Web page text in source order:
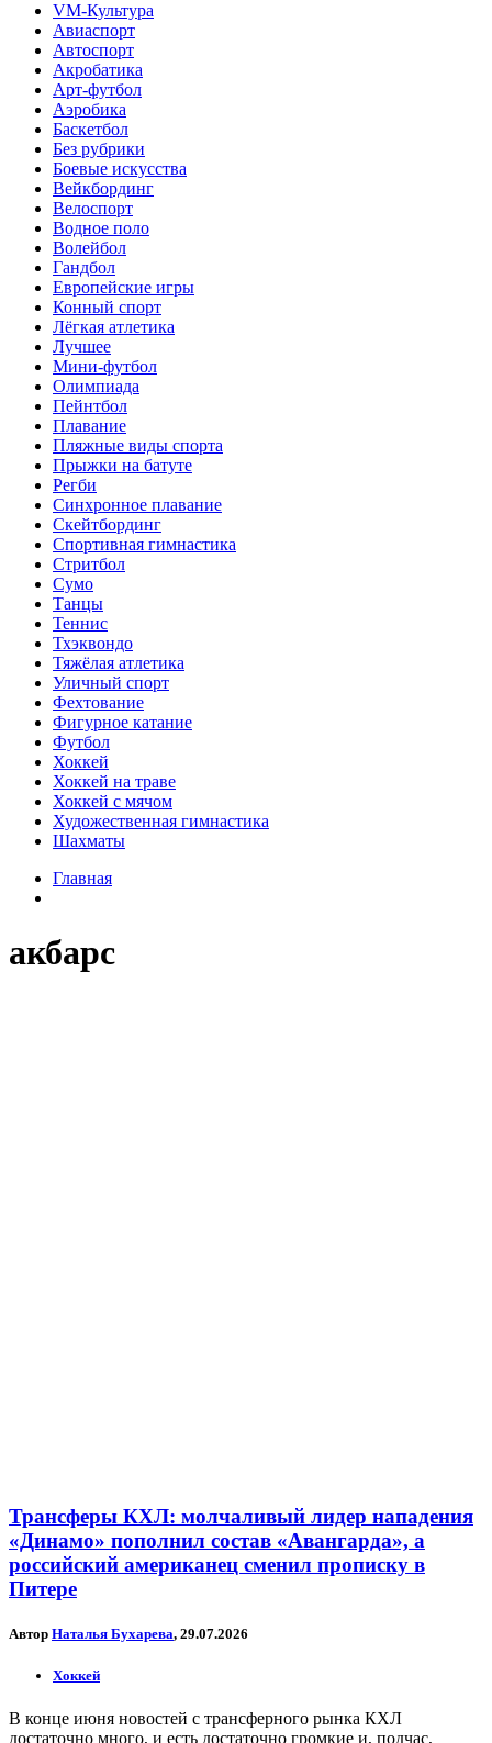
VM-Культура
Авиаспорт
Автоспорт
Акробатика
Арт-футбол
Аэробика
Баскетбол
Без рубрики
Боевые искусства
Вейкбординг
Велоспорт
Водное поло
Волейбол
Гандбол
Европейские игры
Конный спорт
Лёгкая атлетика
Лучшее
Мини-футбол
Олимпиада
Пейнтбол
Плавание
Пляжные виды спорта
Прыжки на батуте
Регби
Синхронное плавание
Скейтбординг
Спортивная гимнастика
Стритбол
Сумо
Танцы
Теннис
Тхэквондо
Тяжёлая атлетика
Уличный спорт
Фехтование
Фигурное катание
Футбол
Хоккей
Хоккей на траве
Хоккей с мячом
Художественная гимнастика
Шахматы
Главная
акбарс
Трансферы КХЛ: молчаливый лидер нападения
«Динамо» пополнил состав «Авангарда», а
российский американец сменил прописку в
Питере
Автор Наталья Бухарева, 29.07.2026
Хоккей
В конце июня новостей с трансферного рынка КХЛ
достаточно много, и есть достаточно громкие и, подчас,